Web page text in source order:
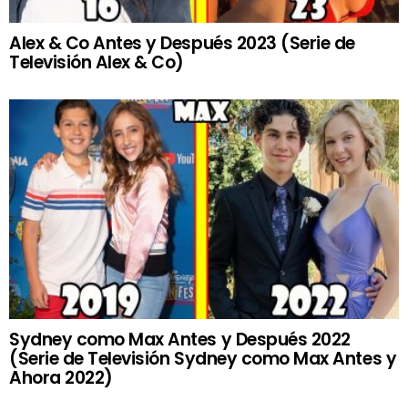
Alex & Co Antes y Después 2023 (Serie de
Televisión Alex & Co)
Sydney como Max Antes y Después 2022
(Serie de Televisión Sydney como Max Antes y
Ahora 2022)